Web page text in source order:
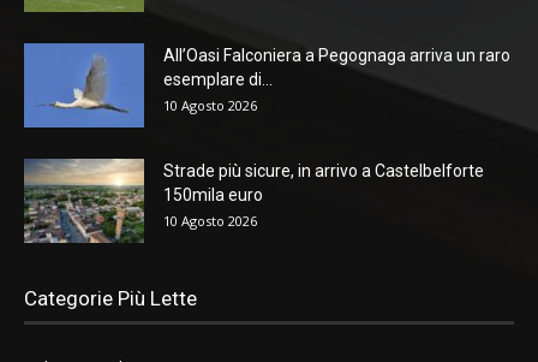
All’Oasi Falconiera a Pegognaga arriva un raro
esemplare di...
10 Agosto 2026
Strade più sicure, in arrivo a Castelbelforte
150mila euro
10 Agosto 2026
Categorie Più Lette